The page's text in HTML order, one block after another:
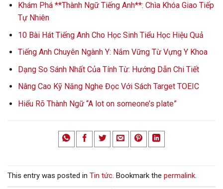
Khám Phá **Thành Ngữ Tiếng Anh**: Chìa Khóa Giao Tiếp
Tự Nhiên
10 Bài Hát Tiếng Anh Cho Học Sinh Tiểu Học Hiệu Quả
Tiếng Anh Chuyên Ngành Y: Nắm Vững Từ Vựng Y Khoa
Dạng So Sánh Nhất Của Tính Từ: Hướng Dẫn Chi Tiết
Nâng Cao Kỹ Năng Nghe Đọc Với Sách Target TOEIC
Hiểu Rõ Thành Ngữ “A lot on someone’s plate”
This entry was posted in Tin tức. Bookmark the permalink.